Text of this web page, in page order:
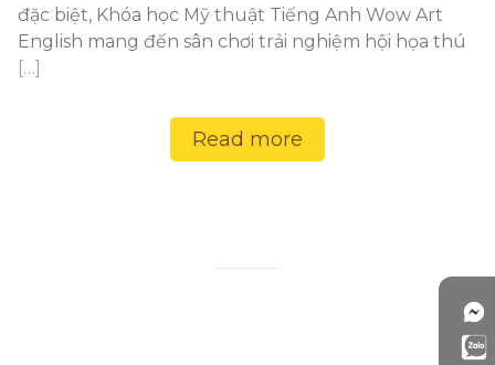
đặc biệt, Khóa học Mỹ thuật Tiếng Anh Wow Art
English mang đến sân chơi trải nghiệm hội họa thú
[…]
Read more